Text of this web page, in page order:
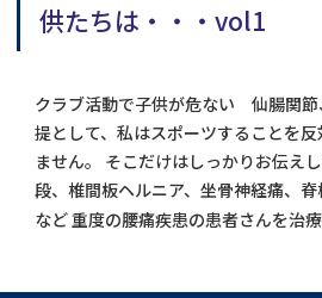
供たちは・・・vol1
クラブ活動で子供が危ない 仙腸関
提として、私はスポーツすることを
ません。 そこだけはしっかりお伝え
段、椎間板ヘルニア、坐骨神経痛、
など 重度の腰痛疾患の患者さんを治